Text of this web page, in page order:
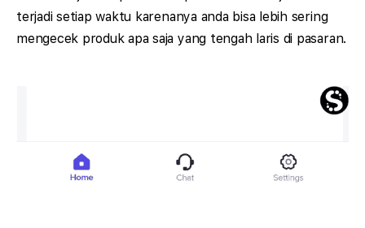
terjadi setiap waktu karenanya anda bisa lebih sering
mengecek produk apa saja yang tengah laris di pasaran.